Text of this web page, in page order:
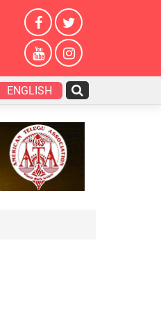
ENGLISH